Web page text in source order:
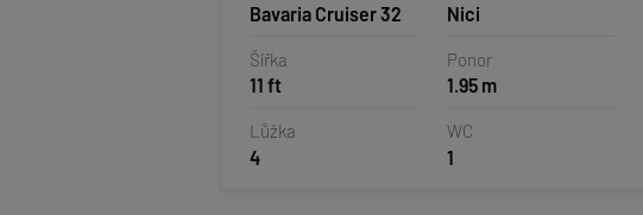
Bavaria Cruiser 32 Nici
Šířka
11 ft
Ponor
1.95 m
Lůžka
4
WC
1